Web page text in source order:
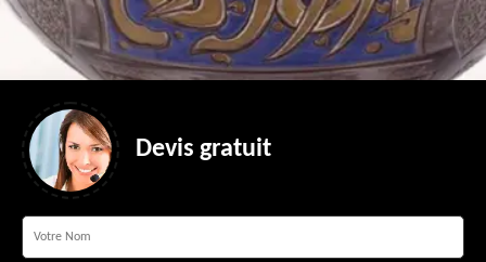
Devis gratuit